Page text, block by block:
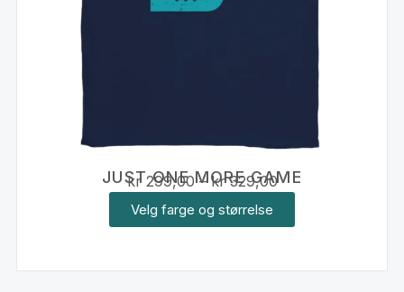
JUST ONE MORE GAME
kr299,00 – kr329,00
Velg farge og størrelse